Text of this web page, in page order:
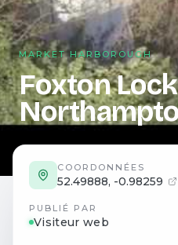
MARKET HARBOROUGH
Foxton
COORDONNÉES
52.49888, -0.98259
PUBLIÉ PAR
Visiteur web